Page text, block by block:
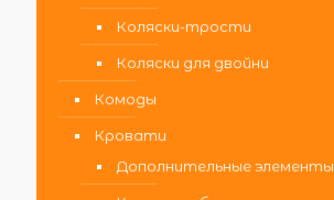
Коляски-трости
Коляски для двойни
Комоды
Кровати
Дополнительные элементы